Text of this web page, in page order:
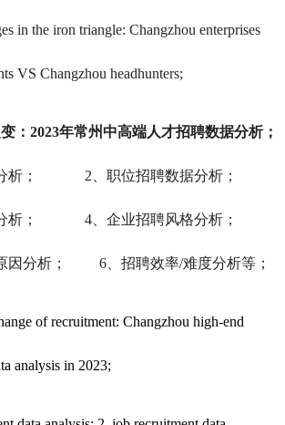
in the iron triangle: Changzhou enterprises
VS Changzhou headhunters;
：2023年常州中高端人才招聘数据分析；
分析； 2、职位招聘数据分析；
分析； 4、企业招聘风格分析；
因分析； 6、招聘效率/难度分析等；
of recruitment: Changzhou high-end
analysis in 2023;